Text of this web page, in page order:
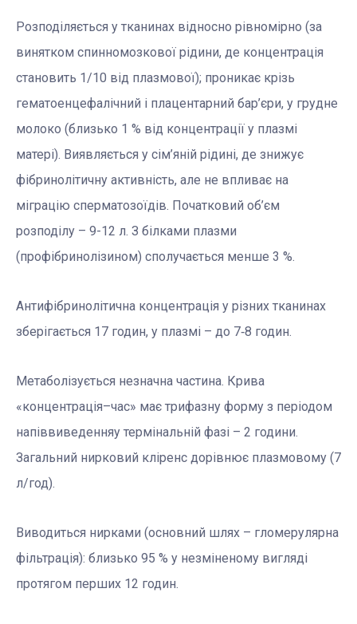
Розподіляється у тканинах відносно рівномірно (за
винятком спинномозкової рідини, де концентрація
становить 1/10 від плазмової); проникає крізь
гематоенцефалічний і плацентарний бар’єри, у грудне
молоко (близько 1 % від концентрації у плазмі
матері). Виявляється у сім’яній рідині, де знижує
фібринолітичну активність, але не впливає на
міграцію сперматозоїдів. Початковий об’єм
розподілу – 9-12 л. З білками плазми
(профібринолізином) сполучається менше 3 %.
Антифібринолітична концентрація у різних тканинах
зберігається 17 годин, у плазмі – до 7‑8 годин.
Метаболізується незначна частина. Крива
«концентрація–час» має трифазну форму з періодом
напіввиведенняу термінальній фазі – 2 години.
Загальний нирковий кліренс дорівнює плазмовому (7
л/год).
Виводиться нирками (основний шлях – гломерулярна
фільтрація): близько 95 % у незміненому вигляді
протягом перших 12 годин.